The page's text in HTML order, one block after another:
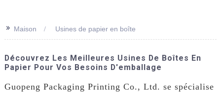
>> Maison Usines de papier en boîte
Découvrez Les Meilleures Usines De Boîtes En
Papier Pour Vos Besoins D'emballage
Guopeng Packaging Printing Co., Ltd. se spécialise